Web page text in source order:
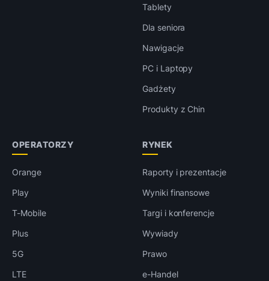
Tablety
Dla seniora
Nawigacje
PC i Laptopy
Gadżety
Produkty z Chin
OPERATORZY
Orange
Play
T-Mobile
Plus
5G
LTE
RYNEK
Raporty i prezentacje
Wyniki finansowe
Targi i konferencje
Wywiady
Prawo
e-Handel